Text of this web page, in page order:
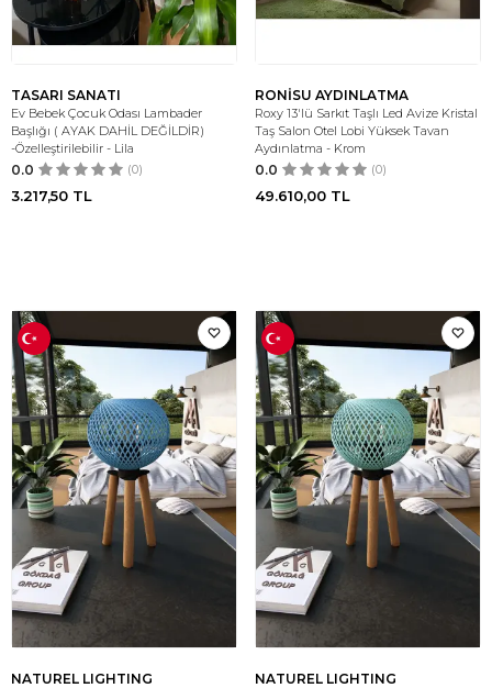
TASARI SANATI
Ev Bebek Çocuk Odası Lambader
Başlığı ( AYAK DAHİL DEĞİLDİR)
-Özelleştirilebilir - Lila
0.0 (0)
3.217,50 TL
RONİSU AYDINLATMA
Roxy 13'lü Sarkıt Taşlı Led Avize Kristal
Taş Salon Otel Lobi Yüksek Tavan
Aydınlatma - Krom
0.0 (0)
49.610,00 TL
NATUREL LIGHTING NATUREL LIGHTING